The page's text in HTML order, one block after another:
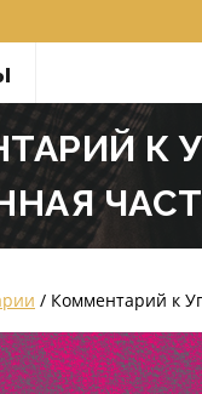
К
/ Комментарий к